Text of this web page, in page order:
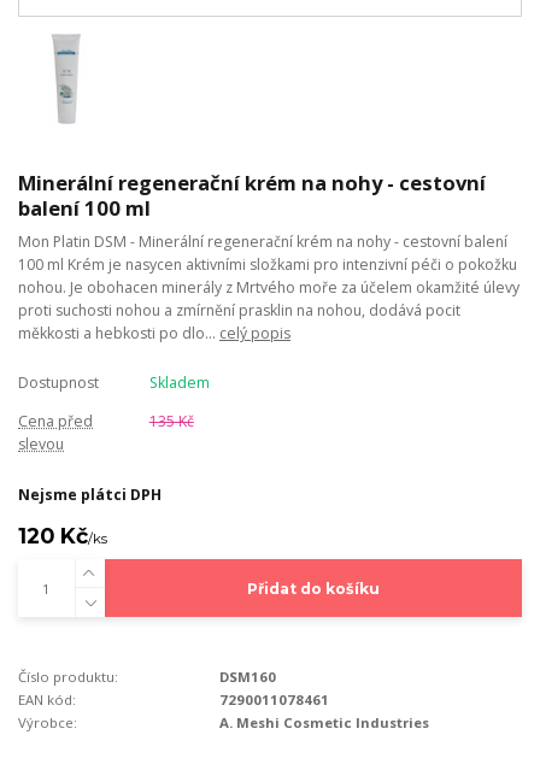
Minerální regenerační krém na nohy - cestovní
balení 100 ml
Mon Platin DSM - Minerální regenerační krém na nohy - cestovní balení
100 ml Krém je nasycen aktivními složkami pro intenzivní péči o pokožku
nohou. Je obohacen minerály z Mrtvého moře za účelem okamžité úlevy
proti suchosti nohou a zmírnění prasklin na nohou, dodává pocit
měkkosti a hebkosti po dlo... celý popis
Dostupnost
Skladem
Cena před
slevou
135 Kč
Nejsme plátci DPH
120 Kč/ks
Přidat do košíku
Číslo produktu:
DSM160
EAN kód:
7290011078461
Výrobce:
A. Meshi Cosmetic Industries